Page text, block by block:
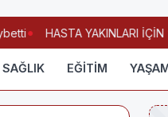
HASTA YAKINLARI İÇİN
SAĞLIK EĞİTİM